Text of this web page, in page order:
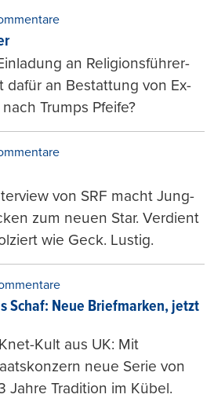
an Religionsführer-
dafür an Bestattung von Ex-
Trumps Pfeife?
von SRF macht Jung-
zum neuen Star. Verdient
wie Geck. Lustig.
Schaf: Neue Briefmarken, jetzt
Kult aus UK: Mit
neue Serie von
Jahre Tradition im Kübel.